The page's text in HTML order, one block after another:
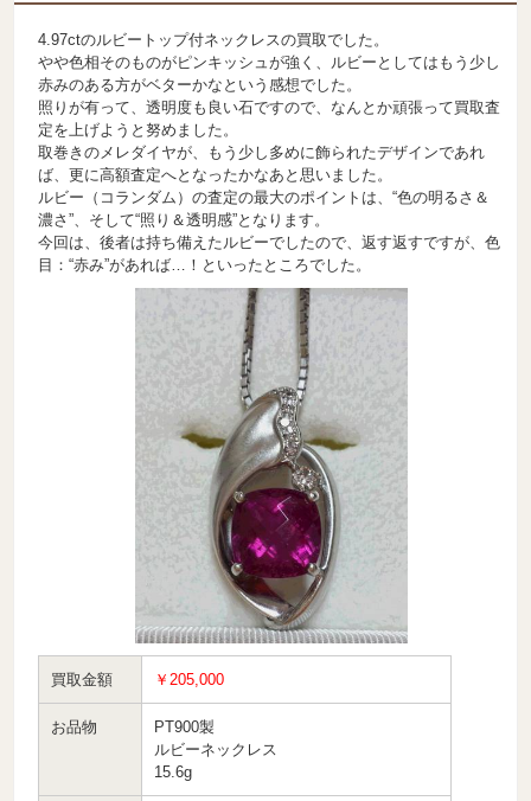
4.97ctのルビートップ付ネックレスの買取でした。
やや色相そのものがピンキッシュが強く、ルビーとしてはもう少し
赤みのある方がベターかなという感想でした。
照りが有って、透明度も良い石ですので、なんとか頑張って買取査
定を上げようと努めました。
取巻きのメレダイヤが、もう少し多めに飾られたデザインであれ
ば、更に高額査定へとなったかなあと思いました。
ルビー（コランダム）の査定の最大のポイントは、“色の明るさ＆
濃さ”、そして“照り＆透明感”となります。
今回は、後者は持ち備えたルビーでしたので、返す返すですが、色
目：“赤み”があれば…！といったところでした。
買取金額 ￥205,000
お品物
PT900製
ルビーネックレス
15.6g